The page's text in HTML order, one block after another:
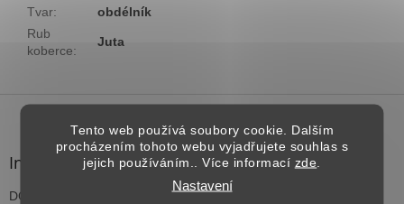
Tento web používá soubory cookie. Dalším
procházením tohoto webu vyjadřujete souhlas s
jejich používáním.. Více informací zde
Nastavení
Tvar:
obdélník
Rub
koberce:
Juta
Informace pro vás
DOPRAVA NAD 2.500,- KČ ZDARMA